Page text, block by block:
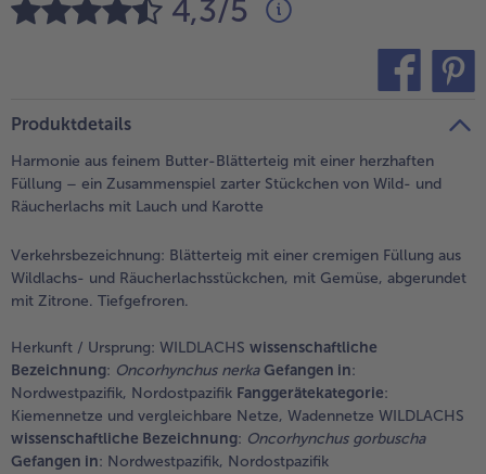
alle Brot & Brötchen
Obst
alle Obst
alle Wein & Spirituosen
Küchenutensilien
alle Küchenutensilien
alle Für die Heißluftfritteuse
bofrost*plus.
alle bofrost*plus.
4,3/5
Produktdetails
Harmonie aus feinem Butter-Blätterteig mit einer herzhaften
Füllung – ein Zusammenspiel zarter Stückchen von Wild- und
Räucherlachs mit Lauch und Karotte
Verkehrsbezeichnung: Blätterteig mit einer cremigen Füllung aus
Wildlachs- und Räucherlachsstückchen, mit Gemüse, abgerundet
mit Zitrone. Tiefgefroren.
Herkunft / Ursprung: WILDLACHS wissenschaftliche
Bezeichnung: Oncorhynchus nerka Gefangen in:
Nordwestpazifik, Nordostpazifik Fanggerätekategorie:
Kiemennetze und vergleichbare Netze, Wadennetze WILDLACHS
wissenschaftliche Bezeichnung: Oncorhynchus gorbuscha
Gefangen in: Nordwestpazifik, Nordostpazifik